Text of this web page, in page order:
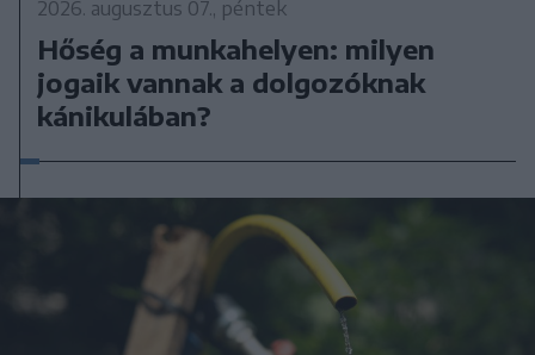
2026. augusztus 07., péntek
Hőség a munkahelyen: milyen
jogaik vannak a dolgozóknak
kánikulában?